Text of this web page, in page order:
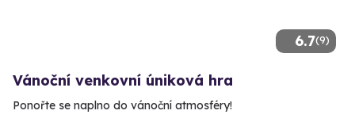
6.7(9)
Vánoční venkovní úniková hra
Ponořte se naplno do vánoční atmosféry!